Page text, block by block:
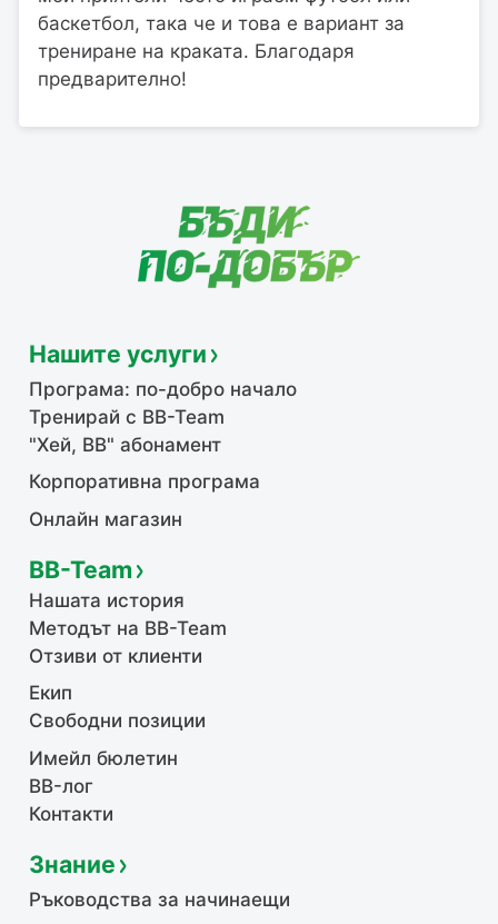
баскетбол, така че и това е вариант за
трениране на краката. Благодаря
предварително!
Нашите услуги
Програма: по-добро начало
Тренирай с BB-Team
"Хей, ВВ" абонамент
Корпоративна програма
Онлайн магазин
BB-Team
Нашата история
Методът на BB-Team
Отзиви от клиенти
Екип
Свободни позиции
Имейл бюлетин
BB-лог
Контакти
Знание
Ръководства за начинаещи